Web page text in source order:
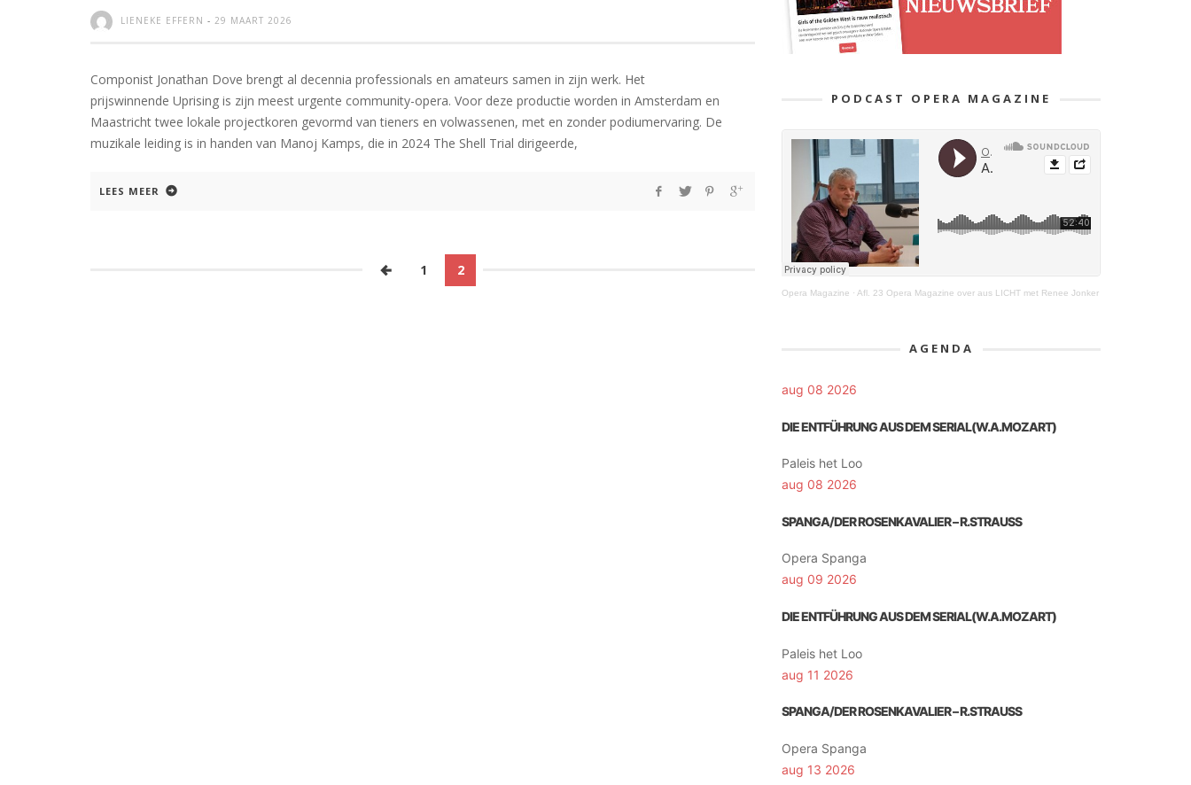
LIENEKE EFFERN - 29 MAART 2026
Componist Jonathan Dove brengt al decennia professionals en amateurs samen in zijn werk. Het
prijswinnende Uprising is zijn meest urgente community-opera. Voor deze productie worden in Amsterdam en
Maastricht twee lokale projectkoren gevormd van tieners en volwassenen, met en zonder podiumervaring. De
muzikale leiding is in handen van Manoj Kamps, die in 2024 The Shell Trial dirigeerde,
LEES MEER
1 2
PODCAST OPERA MAGAZINE
Opera Magazine · Afl. 23 Opera Magazine over aus LICHT met Renee Jonker
AGENDA
aug 08 2026
DIE ENTFÜHRUNG AUS DEM SERIAL(W.A.MOZART)
Paleis het Loo
aug 08 2026
SPANGA/DER ROSENKAVALIER – R.STRAUSS
Opera Spanga
aug 09 2026
DIE ENTFÜHRUNG AUS DEM SERIAL(W.A.MOZART)
Paleis het Loo
aug 11 2026
SPANGA/DER ROSENKAVALIER – R.STRAUSS
Opera Spanga
aug 13 2026